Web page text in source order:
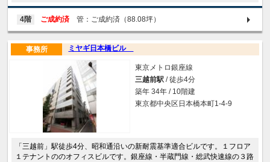
4階 ご成約済 管：ご成約済（88.08坪）
ミヤギ日本橋ビル
事務所
東京メトロ銀座線
三越前駅 / 徒歩4分
築年 34年 / 10階建
東京都中央区日本橋本町1-4-9
「三越前」駅徒歩4分、昭和通沿いの新耐震基準適合ビルです。１フロア
１テナントののオフィスビルです。銀座線・半蔵門線・総武快速線の３路